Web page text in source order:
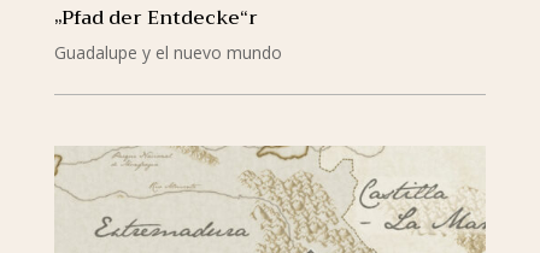
„Pfad der Entdecke“r
Guadalupe y el nuevo mundo